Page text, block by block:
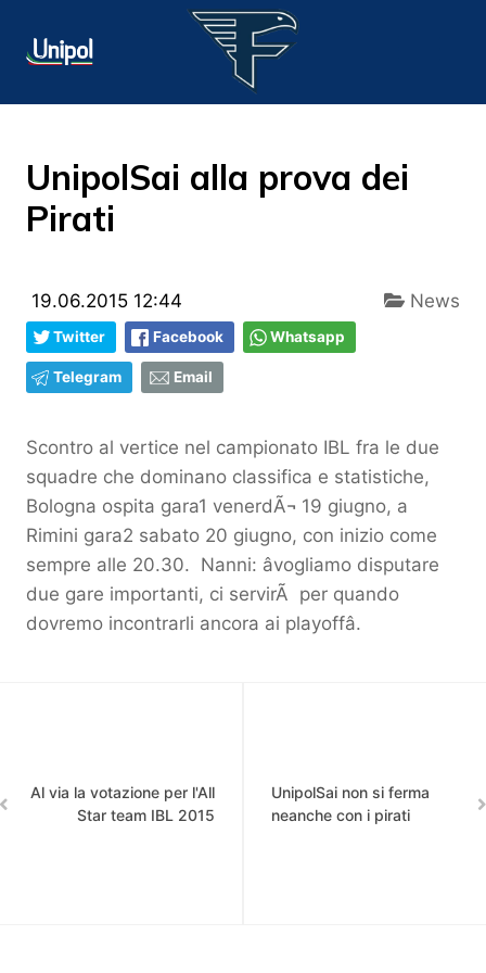
UnipolSai alla prova dei
Pirati
19.06.2015 12:44 News
Twitter Facebook Whatsapp
Telegram Email
Scontro al vertice nel campionato IBL fra le due
squadre che dominano classifica e statistiche,
Bologna ospita gara1 venerdÃ¬ 19 giugno, a
Rimini gara2 sabato 20 giugno, con inizio come
sempre alle 20.30. Nanni: âvogliamo disputare
due gare importanti, ci servirÃ per quando
dovremo incontrarli ancora ai playoffâ.
Al via la votazione per l'All
Star team IBL 2015
UnipolSai non si ferma
neanche con i pirati